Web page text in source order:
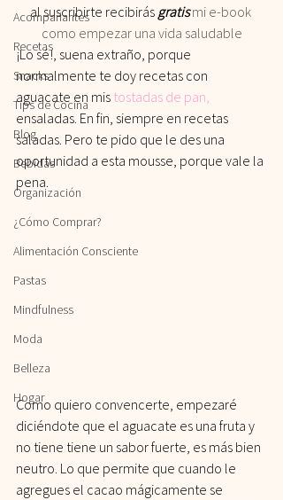
Acompañantes
Recetas
Snacks
Tips de Cocina
Blog
Bebidas
Organización
¿Cómo Comprar?
Alimentación Consciente
Pastas
Mindfulness
Moda
Belleza
Hogar
al suscribirte recibirás gratis mi e-book
como empezar una vida saludable
¡Lo sé!, suena extraño, porque
normalmente te doy recetas con
aguacate en mis tostadas de pan
ensaladas. En fin, siempre en recetas
saladas. Pero te pido que le des una
oportunidad a esta mousse, porque vale la
pena.
Como quiero convencerte, empezaré
diciéndote que el aguacate es una fruta y
no tiene tiene un sabor fuerte, es más bien
neutro. Lo que permite que cuando le
agregues el cacao mágicamente se